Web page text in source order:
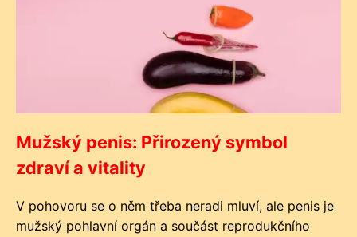
Mužský penis: Přirozený symbol
zdraví a vitality
V pohovoru se o něm třeba neradi mluví, ale penis je
mužský pohlavní orgán a součást reprodukčního